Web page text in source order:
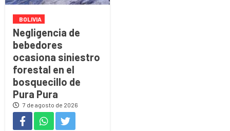
BOLIVIA
Negligencia de
bebedores
ocasiona siniestro
forestal en el
bosquecillo de
Pura Pura
7 de agosto de 2026